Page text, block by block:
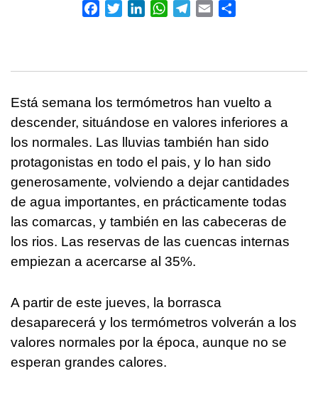
FacebookTwitterLinkedInWhatsApp
Telegram
Email
Está semana los termómetros han vuelto a
descender, situándose en valores inferiores a
los normales. Las lluvias también han sido
protagonistas en todo el pais, y lo han sido
generosamente, volviendo a dejar cantidades
de agua importantes, en prácticamente todas
las comarcas, y también en las cabeceras de
los rios. Las reservas de las cuencas internas
empiezan a acercarse al 35%.
A partir de este jueves, la borrasca
desaparecerá y los termómetros volverán a los
valores normales por la época, aunque no se
esperan grandes calores.